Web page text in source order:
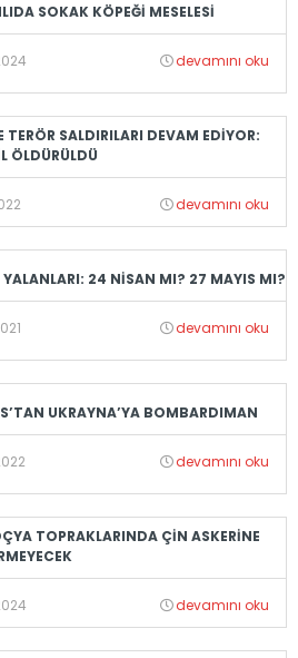
SOKAK KÖPEĞİ MESELESİ
devamını oku
TERÖR SALDIRILARI DEVAM EDİYOR:
ÖLDÜRÜLDÜ
devamını oku
YALANLARI: 24 NİSAN MI? 27 MAYIS MI?
devamını oku
UKRAYNA’YA BOMBARDIMAN
devamını oku
TOPRAKLARINDA ÇİN ASKERİNE
devamını oku